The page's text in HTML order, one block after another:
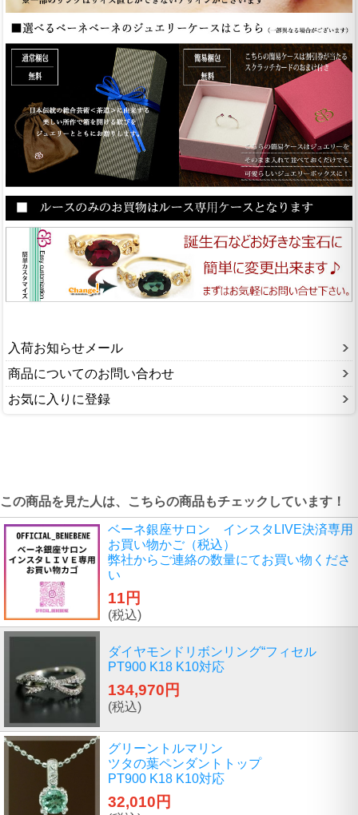
入荷お知らせメール
商品についてのお問い合わせ
お気に入りに登録
この商品を見た人は、こちらの商品もチェックしています！
ベーネ銀座サロン インスタLIVE決済専用
お買い物かご（税込）
弊社からご連絡の数量にてお買い物くださ
い
11円
(税込)
ダイヤモンドリボンリング“フィセル
PT900 K18 K10対応
134,970円
(税込)
グリーントルマリン
ツタの葉ペンダントトップ
PT900 K18 K10対応
32,010円